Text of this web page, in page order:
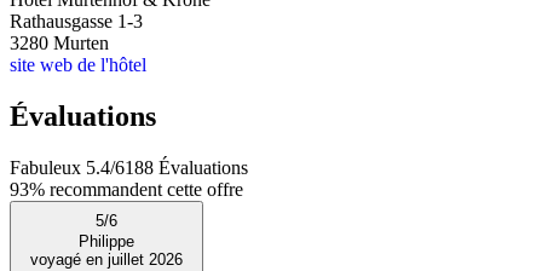
Rathausgasse 1-3
3280 Murten
site web de l'hôtel
Évaluations
Fabuleux 5.4/6188 Évaluations
93% recommandent cette offre
5/6
Philippe
voyagé en juillet 2026